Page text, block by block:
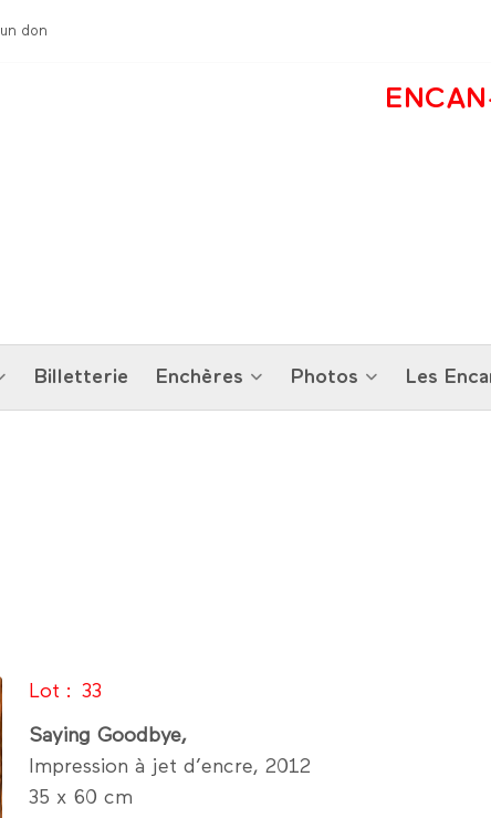
don
Billetterie Enchères Photos Les
Lot 33
Saying Goodbye,
Impression à jet d’encre, 2012
35 x 60 cm